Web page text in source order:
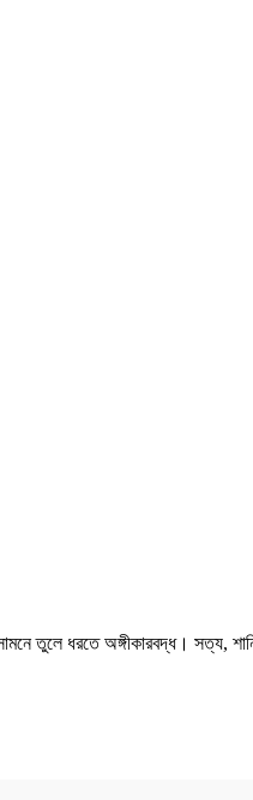
তুলে ধরতে অঙ্গীকারবদ্ধ। সত্য,